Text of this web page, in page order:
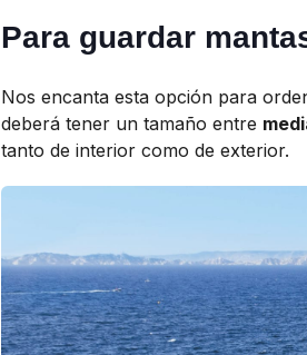
Para guardar
Nos encanta esta opción para
deberá tener un tamaño entre
tanto de interior como de exterior.